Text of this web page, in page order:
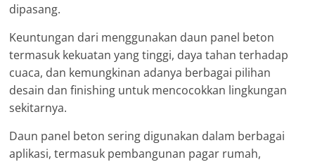
dipasang.
Keuntungan dari menggunakan daun panel beton
termasuk kekuatan yang tinggi, daya tahan terhadap
cuaca, dan kemungkinan adanya berbagai pilihan
desain dan finishing untuk mencocokkan lingkungan
sekitarnya.
Daun panel beton sering digunakan dalam berbagai
aplikasi, termasuk pembangunan pagar rumah,